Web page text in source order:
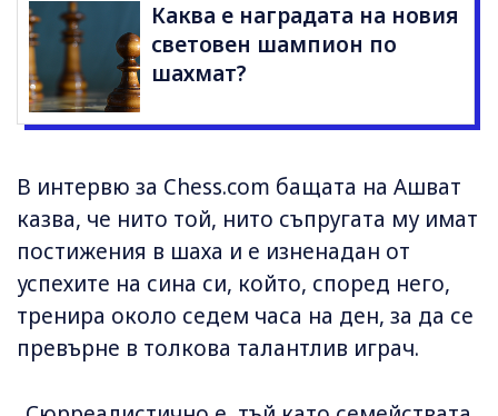
Каква е наградата на новия
световен шампион по
шахмат?
В интервю за Chess.com бащата на Ашват
казва, че нито той, нито съпругата му имат
постижения в шаха и е изненадан от
успехите на сина си, който, според него,
тренира около седем часа на ден, за да се
превърне в толкова талантлив играч.